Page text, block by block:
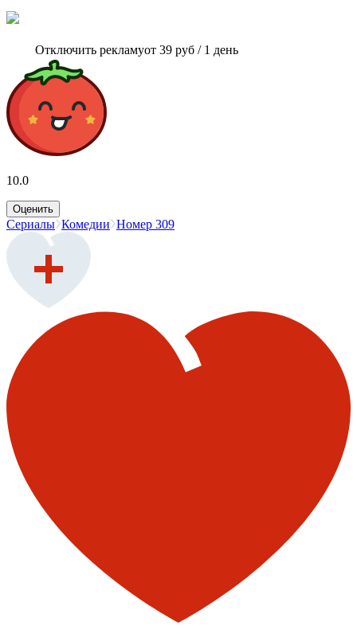
Отключить рекламуот 39 руб / 1 день
10.0
Оценить
Сериалы Комедии Номер 309